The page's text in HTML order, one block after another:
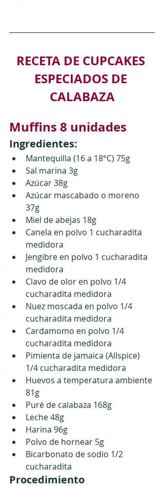
RECETA DE CUPCAKES
ESPECIADOS DE
CALABAZA
Muffins 8 unidades
Ingredientes:
Mantequilla (16 a 18°C) 75g
Sal marina 3g
Azúcar 38g
Azúcar mascabado o moreno
37g
Miel de abejas 18g
Canela en polvo 1 cucharadita
medidora
Jengibre en polvo 1 cucharadita
medidora
Clavo de olor en polvo 1/4
cucharadita medidora
Nuez moscada en polvo 1/4
cucharadita medidora
Cardamomo en polvo 1/4
cucharadita medidora
Pimienta de jamaica (Allspice)
1/4 cucharadita medidora
Huevos a temperatura ambiente
81g
Puré de calabaza 168g
Leche 48g
Harina 96g
Polvo de hornear 5g
Bicarbonato de sodio 1/2
cucharadita
Procedimiento